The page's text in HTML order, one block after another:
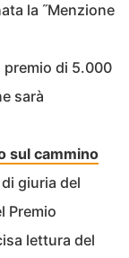
la ˝Menzione
di 5.000
sarà
sul cammino
giuria del
Premio
lettura del